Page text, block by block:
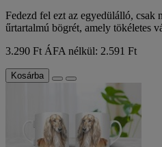
Fedezd fel ezt az egyedülálló, csak
űrtartalmú bögrét, amely tökéletes
3.290 Ft ÁFA nélkül: 2.591 Ft
Kosárba